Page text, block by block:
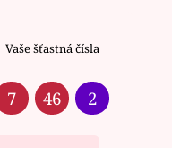
Vaše šťastná čísla
7 46 2